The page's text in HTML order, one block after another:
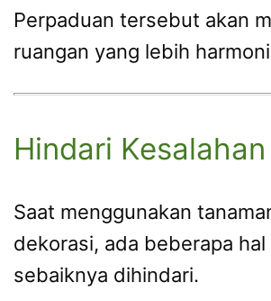
Perpaduan tersebut akan
ruangan yang lebih
Hindari
Saat menggunakan
dekorasi, ada beberapa hal
sebaiknya dihindari.